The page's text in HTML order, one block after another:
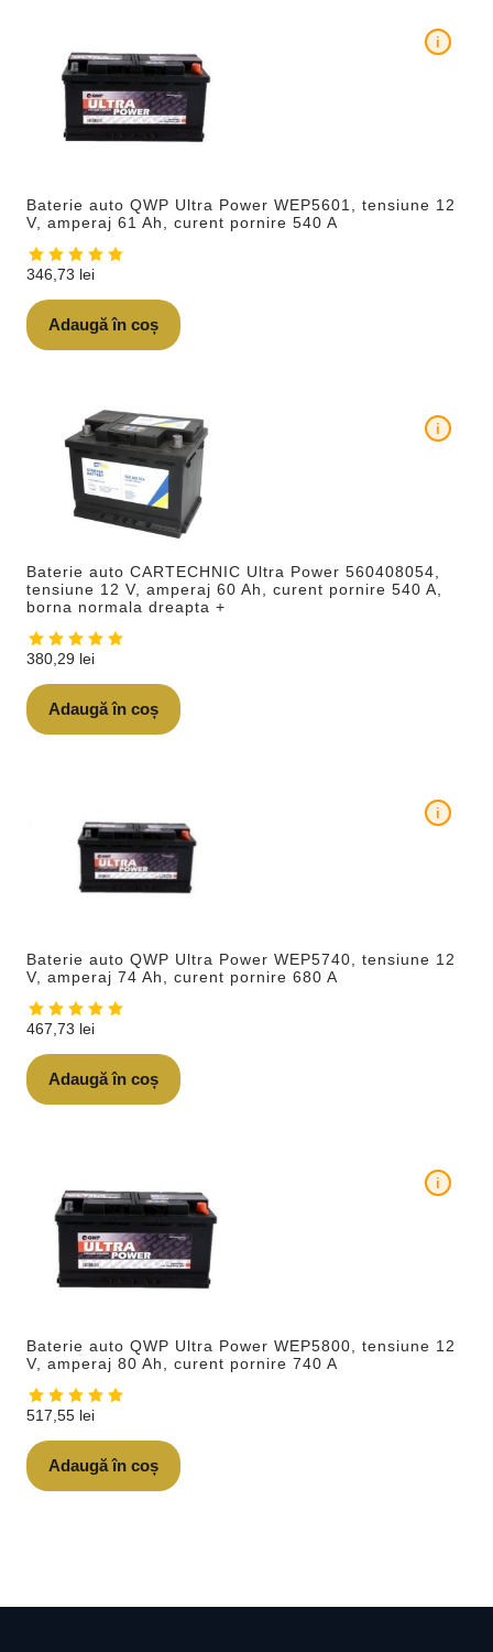
Baterie auto QWP Ultra Power WEP5601, tensiune 12
V, amperaj 61 Ah, curent pornire 540 A
i
346,73 lei
Adaugă în coș
Baterie auto CARTECHNIC Ultra Power 560408054,
tensiune 12 V, amperaj 60 Ah, curent pornire 540 A,
borna normala dreapta +
i
380,29 lei
Adaugă în coș
Baterie auto QWP Ultra Power WEP5740, tensiune 12
V, amperaj 74 Ah, curent pornire 680 A
i
467,73 lei
Adaugă în coș
Baterie auto QWP Ultra Power WEP5800, tensiune 12
V, amperaj 80 Ah, curent pornire 740 A
i
517,55 lei
Adaugă în coș